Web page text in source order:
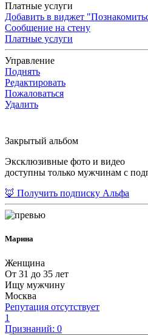
Платные услуги
Добавить в виджет
Сообщение на стену
Платные услуги
Управление
Поднять
Редактировать
Пожаловаться
Удалить
Закрытый альбом
Эксклюзивные фото и видео
доступны только мужчинам с
🦊 Получить подписку Альфа
Марина
Женщина
От 31 до 35 лет
Ищу мужчину
Москва
Репутация отсутствует
1
Признаний: 0